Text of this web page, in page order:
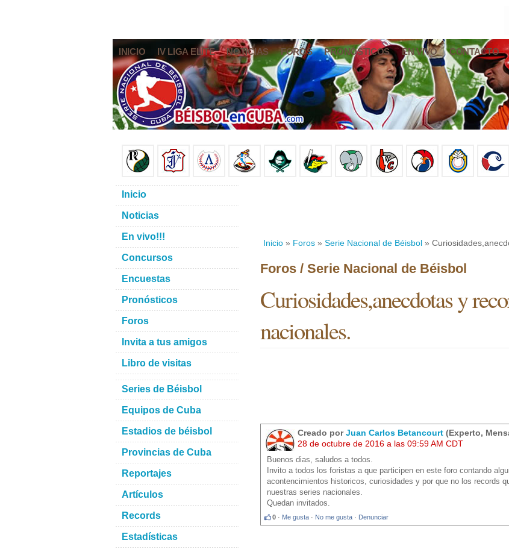
INICIO IV LIGA ELITE NOTICIAS FOROS PRONÓSTICOS EN VIVO CONTACTO
Inicio » Foros » Serie Nacional de Béisbol »
Foros / Serie Nacional de Béisbol
Curiosidades,anecdotas y
nacionales.
Creado porJuan Carlos Betancourt (Experto,
28 de octubre de 2016 a las 09:59 AM CDT
Buenos dias, saludos a todos.
Invito a todos los foristas a que participen en este foro contando
acontencimientos historicos, curiosidades y por que no los records
nuestras series nacionales.
Quedan invitados.
0 · Me gusta · No me gusta · Denunciar
Inicio
Noticias
En vivo!!!
Concursos
Encuestas
Pronósticos
Foros
Invita a tus amigos
Libro de visitas
Series de Béisbol
Equipos de Cuba
Estadios de béisbol
Provincias de Cuba
Reportajes
Artículos
Records
Estadísticas